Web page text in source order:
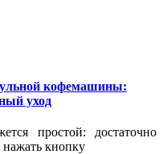
кофемашины:
уход
простой: достаточно
нажать кнопку